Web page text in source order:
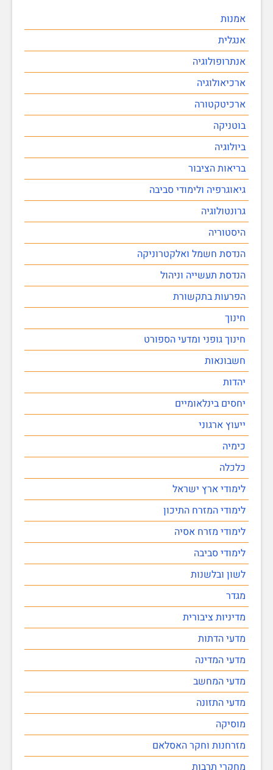
אמנות
אנגלית
אנתרופולוגיה
ארכיאולוגיה
ארכיטקטורה
בוטניקה
ביולוגיה
בריאות הציבור
גיאוגרפיה ולימודי סביבה
גרונטולוגיה
היסטוריה
הנדסת חשמל ואלקטרוניקה
הנדסת תעשייה וניהול
הפרעות בתקשורת
חינוך
חינוך גופני ומדעי הספורט
חשבונאות
יהדות
יחסים בינלאומיים
ייעוץ ארגוני
כימיה
כלכלה
לימודי ארץ ישראל
לימודי המזרח התיכון
לימודי מזרח אסיה
לימודי סביבה
לשון ובלשנות
מגדר
מדיניות ציבורית
מדעי הדתות
מדעי המדינה
מדעי המחשב
מדעי התזונה
מוסיקה
מזרחנות וחקר האסלאם
מחקרי תרבות